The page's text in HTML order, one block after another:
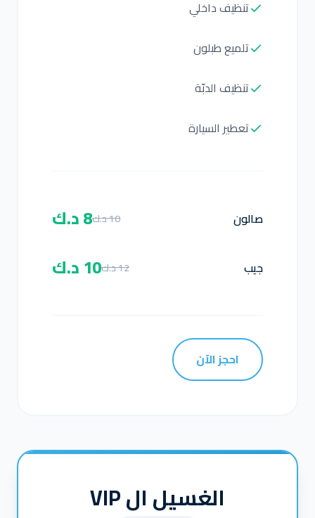
تنظيف داخلي
تلميع طبلون
تنظيف الدبّة
تعطير السيارة
صالون 10 د.ك 8 د.ك
جيب 12 د.ك 10 د.ك
احجز الآن
الغسيل ال VIP